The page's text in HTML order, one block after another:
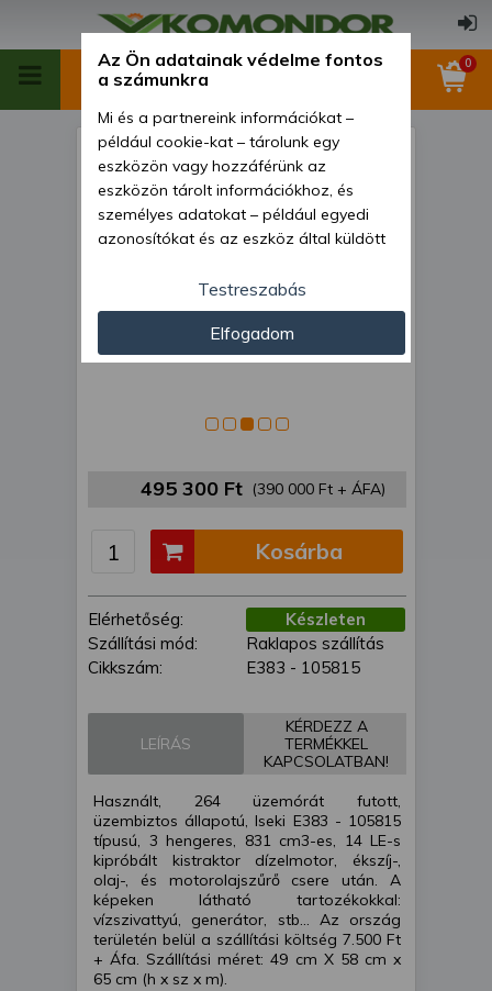
0
Dízelmotor Iseki E383 -
105815
495 300 Ft (390 000 Ft + ÁFA)
Elérhetőség:
Készleten
Szállítási mód:
Raklapos szállítás
Cikkszám:
E383 - 105815
Kosárba
LEÍRÁS
KÉRDEZZ A
TERMÉKKEL
KAPCSOLATBAN!
Használt, 264 üzemórát futott,
üzembiztos állapotú, Iseki E383 - 105815
típusú, 3 hengeres, 831 cm3-es, 14 LE-s
kipróbált kistraktor dízelmotor, ékszíj-,
olaj-, és motorolajszűrő csere után. A
képeken látható tartozékokkal:
vízszivattyú, generátor, stb... Az ország
területén belül a szállítási költség 7.500 Ft
+ Áfa. Szállítási méret: 49 cm X 58 cm x
65 cm (h x sz x m).
Az Ön adatainak védelme fontos
a számunkra
Mi és a partnereink információkat –
például cookie-kat – tárolunk egy
eszközön vagy hozzáférünk az
eszközön tárolt információkhoz, és
személyes adatokat – például egyedi
azonosítókat és az eszköz által küldött
személyre szabott hirdetések és
tartalom nyújtásához, hirdetés- és
tartalomméréshez, nézettségi adatok
gyűjtéséhez, valamint termékek
partnereink eszközleolvasásos
adatokat és azonosítási információkat
kattintva hozzájárulhat ahhoz, hogy mi
és a partnereink a fent leírtak szerint
adatkezelést végezzünk. Másik
lehetőségként a hozzájárulás
megadása vagy elutasítása előtt
részletesebb információkhoz juthat, és
megváltoztathatja beállításait. Felhívjuk
bizonyos kezeléséhez nem feltétlenül
szükséges az Ön hozzájárulása, de
jogában áll tiltakozni az ilyen jellegű
adatkezelés ellen. A beállításai csak erre
a weboldalra érvényesek. Erre a
webhelyre visszatérve vagy az
adatvédelmi szabályzatunk segítségével
bármikor megváltoztathatja a
beállításait.
Testreszabás
Elfogadom